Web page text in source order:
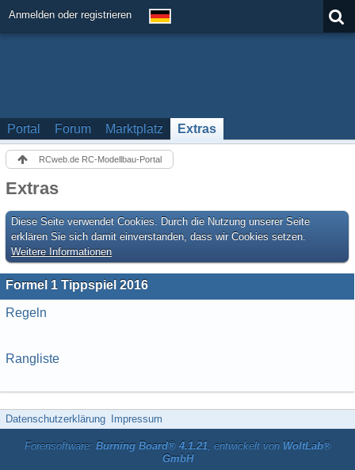
Anmelden oder registrieren
Portal Forum Marktplatz Extras
RCweb.de RC-Modellbau-Portal
Extras
Diese Seite verwendet Cookies. Durch die Nutzung unserer Seite
erklären Sie sich damit einverstanden, dass wir Cookies setzen.
Weitere Informationen
Formel 1 Tippspiel 2016
Regeln
Rangliste
Datenschutzerklärung Impressum
Forensoftware: Burning Board® 4.1.21, entwickelt von WoltLab®
GmbH